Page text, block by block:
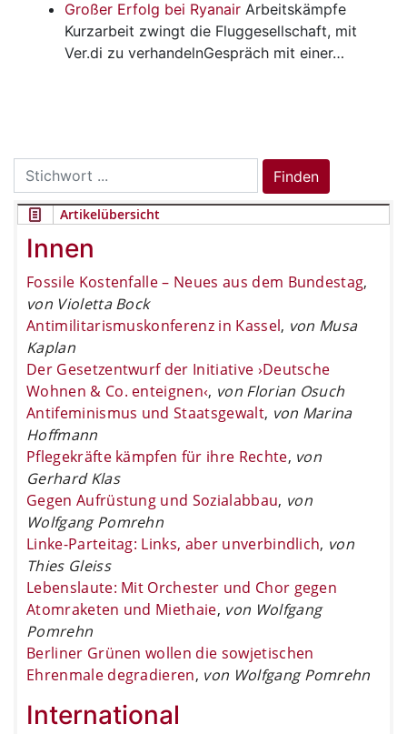
Großer Erfolg bei Ryanair Arbeitskämpfe
Kurzarbeit zwingt die Fluggesellschaft, mit
Ver.di zu verhandelnGespräch mit einer…
Search
for:
Finden
Artikelübersicht
Innen
Fossile Kostenfalle – Neues aus dem Bundestag,
von Violetta Bock
Antimilitarismuskonferenz in Kassel, von Musa
Kaplan
Der Gesetzentwurf der Initiative ›Deutsche
Wohnen & Co. enteignen‹, von Florian Osuch
Antifeminismus und Staatsgewalt, von Marina
Hoffmann
Pflegekräfte kämpfen für ihre Rechte, von
Gerhard Klas
Gegen Aufrüstung und Sozialabbau, von
Wolfgang Pomrehn
Linke-Parteitag: Links, aber unverbindlich, von
Thies Gleiss
Lebenslaute: Mit Orchester und Chor gegen
Atomraketen und Miethaie, von Wolfgang
Pomrehn
Berliner Grünen wollen die sowjetischen
Ehrenmale degradieren, von Wolfgang Pomrehn
International